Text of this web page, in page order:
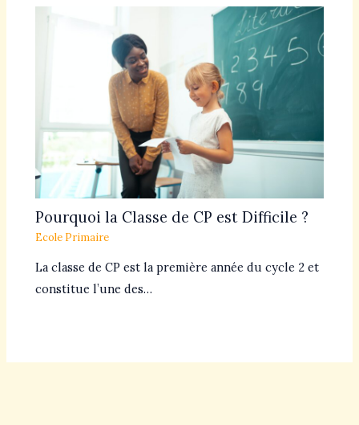
Pourquoi la Classe de CP est Difficile ?
Ecole Primaire
La classe de CP est la première année du cycle 2 et
constitue l’une des…